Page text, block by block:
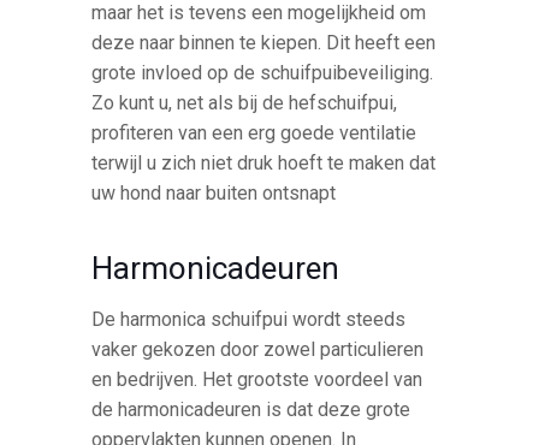
maar het is tevens een mogelijkheid om
deze naar binnen te kiepen. Dit heeft een
grote invloed op de schuifpuibeveiliging.
Zo kunt u, net als bij de hefschuifpui,
profiteren van een erg goede ventilatie
terwijl u zich niet druk hoeft te maken dat
uw hond naar buiten ontsnapt
Harmonicadeuren
De harmonica schuifpui wordt steeds
vaker gekozen door zowel particulieren
en bedrijven. Het grootste voordeel van
de harmonicadeuren is dat deze grote
oppervlakten kunnen openen. In